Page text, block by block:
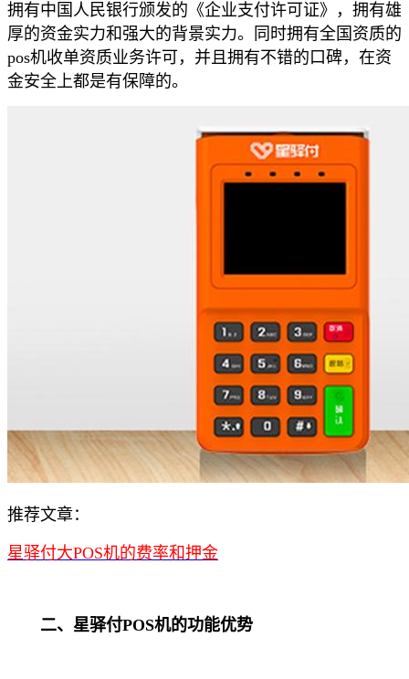
拥有中国人民银行颁发的《企业支付许可证》，拥有雄
厚的资金实力和强大的背景实力。同时拥有全国资质的
pos机收单资质业务许可，并且拥有不错的口碑，在资
金安全上都是有保障的。
推荐文章：
星驿付大POS机的费率和押金
二、星驿付POS机的功能优势